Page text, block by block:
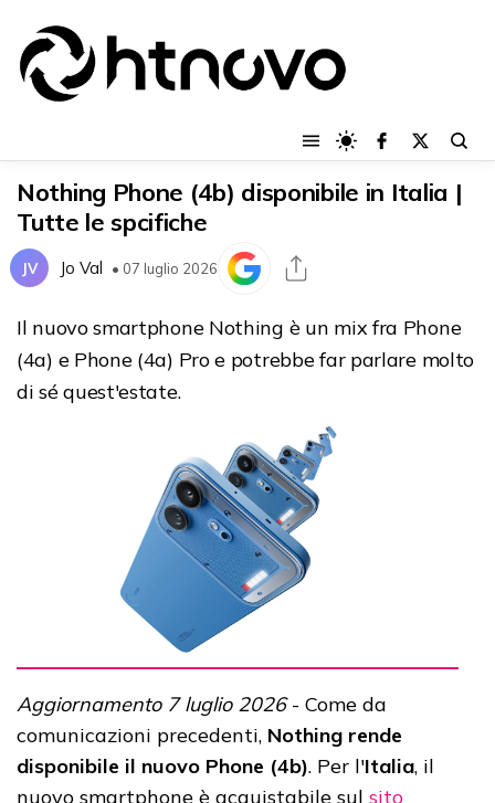
Nothing Phone (4b) disponibile in Italia |
Tutte le spcifiche
JV Jo Val • 07 luglio 2026
Il nuovo smartphone Nothing è un mix fra Phone
(4a) e Phone (4a) Pro e potrebbe far parlare molto
di sé quest'estate.
Aggiornamento 7 luglio 2026- Come da
comunicazioni precedenti, Nothing rende
disponibile il nuovo Phone (4b). Per l'Italia, il
nuovo smartphone è acquistabile sul sito